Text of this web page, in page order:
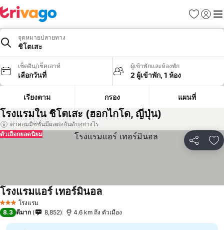
รายการโป
เข้าสู่ร
เมนู
จุดหมายปลายทาง
ชิโตเสะ
เช็คอิน/เช็คเอาท์
เลือกวันที่
ผู้เข้าพักและห้องพัก
2 ผู้เข้าพัก, 1 ห้อง
เรียงตาม กรอง แผนที่
โรงแรมใน ชิโตเสะ (ฮอกไกโด, ญี่ปุ่น)
ค่าคอมมิชชั่นมีผลต่ออันดับอย่างไร
แชร์ เ
ตัวเลือกยอดนิยม
3 ดาว โรงแรม
โรงแรมแอร์ เทอร์มินอล
8.3 ดีมาก 8,852 4.6 km ถึง ตัวเมือง